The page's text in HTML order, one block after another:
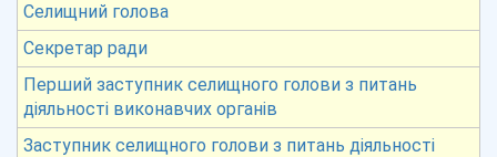
Селищний голова
Секретар ради
Перший заступник селищного голови з питань
діяльності виконавчих органів
Заступник селищного голови з питань діяльності